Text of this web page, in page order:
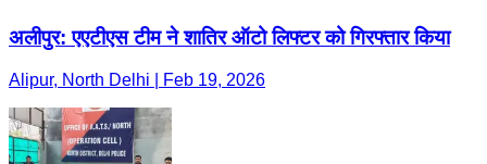
अलीपुर: एएटीएस टीम ने शातिर ऑटो लिफ्टर को गिरफ्तार किया
Alipur, North Delhi | Feb 19, 2026